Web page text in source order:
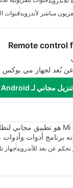
مباشر لأندرويدقنوات
Remote control
عن بُعد لجهاز مي بوكس
تنزيل مجاني لـ Android
تحكم عن بعد للأندرويدجهاز